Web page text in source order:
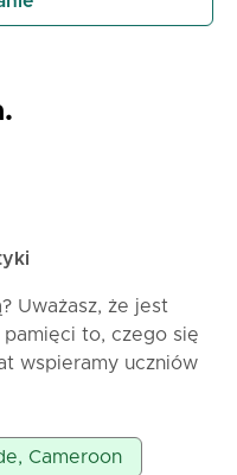
Uważasz, że jest
to, czego się
wspieramy uczniów
egzaminów
Aby lepiej
Cameroon